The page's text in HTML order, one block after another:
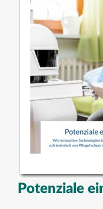
Potenziale